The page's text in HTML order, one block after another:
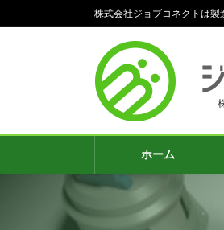
ン
ビ
株式会社ジョブコネクトは製
ホーム